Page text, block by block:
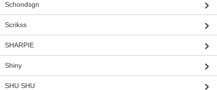
Schondsgn
Scrikss
SHARPIE
Shiny
SHU SHU